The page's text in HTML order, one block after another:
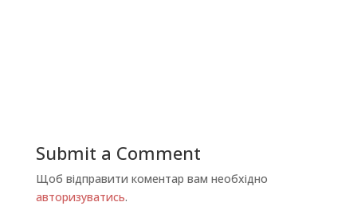
Submit a Comment
Щоб відправити коментар вам необхідно
авторизуватись.